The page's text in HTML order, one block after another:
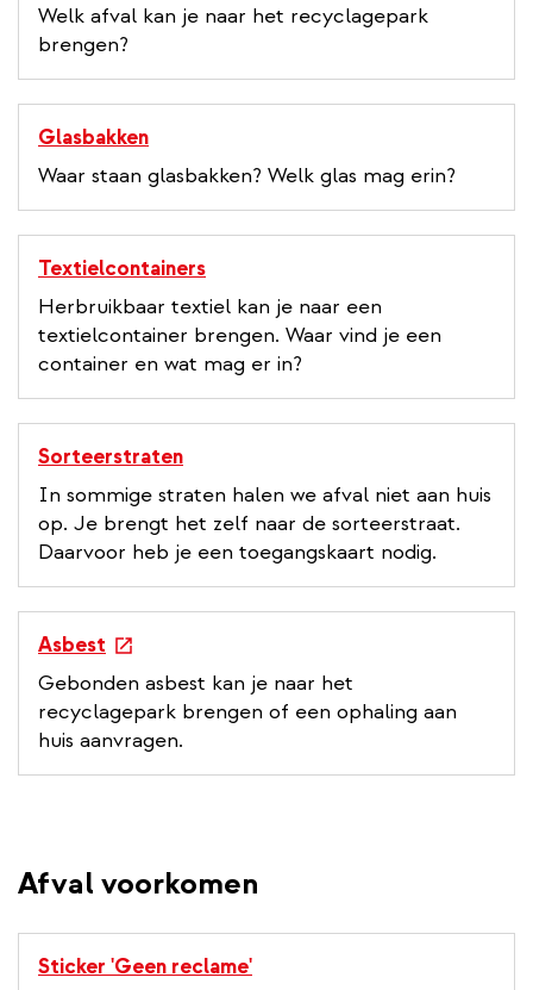
Welk afval kan je naar het recyclagepark
brengen?
Glasbakken
Waar staan glasbakken? Welk glas mag erin?
Textielcontainers
Herbruikbaar textiel kan je naar een
textielcontainer brengen. Waar vind je een
container en wat mag er in?
Sorteerstraten
In sommige straten halen we afval niet aan huis
op. Je brengt het zelf naar de sorteerstraat.
Daarvoor heb je een toegangskaart nodig.
Asbest
e
x
e
l
i
n
k
Gebonden asbest kan je naar het
recyclagepark brengen of een ophaling aan
huis aanvragen.
Afval voorkomen
Sticker 'Geen reclame'